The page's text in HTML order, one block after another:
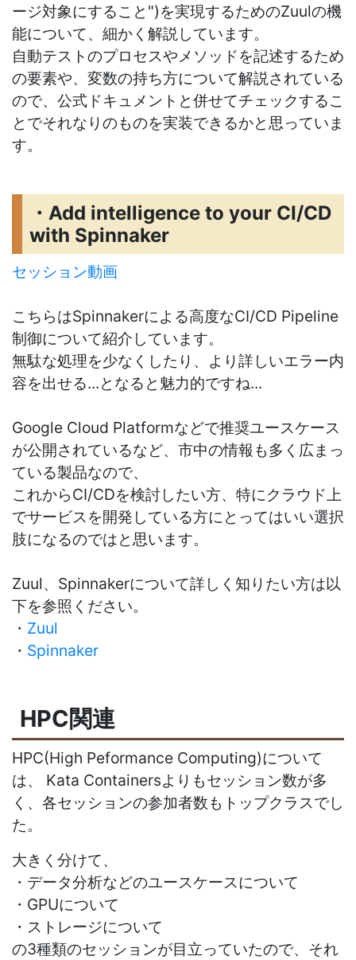
ージ対象にすること")を実現するためのZuulの機
能について、細かく解説しています。
自動テストのプロセスやメソッドを記述するため
の要素や、変数の持ち方について解説されている
ので、公式ドキュメントと併せてチェックするこ
とでそれなりのものを実装できるかと思っていま
す。
・Add intelligence to your CI/CD
with Spinnaker
セッション動画
こちらはSpinnakerによる高度なCI/CD Pipeline
制御について紹介しています。
無駄な処理を少なくしたり、より詳しいエラー内
容を出せる...となると魅力的ですね...
Google Cloud Platformなどで推奨ユースケース
が公開されているなど、市中の情報も多く広まっ
ている製品なので、
これからCI/CDを検討したい方、特にクラウド上
でサービスを開発している方にとってはいい選択
肢になるのではと思います。
Zuul、Spinnakerについて詳しく知りたい方は以
下を参照ください。
・ Zuul
・ Spinnaker
HPC関連
HPC(High Peformance Computing)について
は、 Kata Containersよりもセッション数が多
く、各セッションの参加者数もトップクラスでし
た。
大きく分けて、
・データ分析などのユースケースについて
・GPUについて
・ストレージについて
の3種類のセッションが目立っていたので、それ